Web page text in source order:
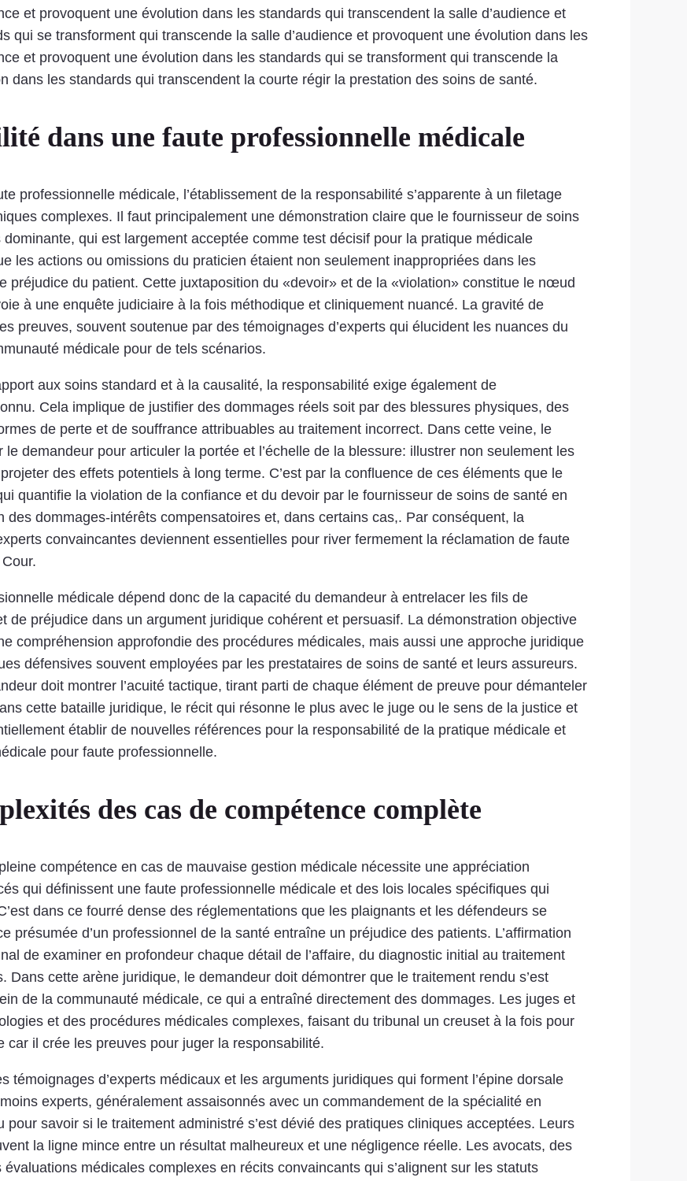
et provoquent une évolution dans les standards qui transcendent la salle d’audience et
qui se transforment qui transcende la salle d’audience et provoquent une évolution dans les
et provoquent une évolution dans les standards qui se transforment qui transcende la
dans les standards qui transcendent la courte régir la prestation des soins de santé.
dans une faute professionnelle médicale
professionnelle médicale, l’établissement de la responsabilité s’apparente à un filetage
complexes. Il faut principalement une démonstration claire que le fournisseur de soins
qui est largement acceptée comme test décisif pour la pratique médicale
les actions ou omissions du praticien étaient non seulement inappropriées dans les
préjudice du patient. Cette juxtaposition du «devoir» et de la «violation» constitue le nœud
à une enquête judiciaire à la fois méthodique et cliniquement nuancé. La gravité de
preuves, souvent soutenue par des témoignages d’experts qui élucident les nuances du
médicale pour de tels scénarios.
aux soins standard et à la causalité, la responsabilité exige également de
Cela implique de justifier des dommages réels soit par des blessures physiques, des
de perte et de souffrance attribuables au traitement incorrect. Dans cette veine, le
demandeur pour articuler la portée et l’échelle de la blessure: illustrer non seulement les
des effets potentiels à long terme. C’est par la confluence de ces éléments que le
quantifie la violation de la confiance et du devoir par le fournisseur de soins de santé en
des dommages-intérêts compensatoires et, dans certains cas,. Par conséquent, la
convaincantes deviennent essentielles pour river fermement la réclamation de faute
médicale dépend donc de la capacité du demandeur à entrelacer les fils de
de préjudice dans un argument juridique cohérent et persuasif. La démonstration objective
compréhension approfondie des procédures médicales, mais aussi une approche juridique
défensives souvent employées par les prestataires de soins de santé et leurs assureurs.
doit montrer l’acuité tactique, tirant parti de chaque élément de preuve pour démanteler
cette bataille juridique, le récit qui résonne le plus avec le juge ou le sens de la justice et
établir de nouvelles références pour la responsabilité de la pratique médicale et
pour faute professionnelle.
des cas de compétence complète
compétence en cas de mauvaise gestion médicale nécessite une appréciation
qui définissent une faute professionnelle médicale et des lois locales spécifiques qui
dans ce fourré dense des réglementations que les plaignants et les défendeurs se
présumée d’un professionnel de la santé entraîne un préjudice des patients. L’affirmation
de examiner en profondeur chaque détail de l’affaire, du diagnostic initial au traitement
Dans cette arène juridique, le demandeur doit démontrer que le traitement rendu s’est
de la communauté médicale, ce qui a entraîné directement des dommages. Les juges et
et des procédures médicales complexes, faisant du tribunal un creuset à la fois pour
car il crée les preuves pour juger la responsabilité.
témoignages d’experts médicaux et les arguments juridiques qui forment l’épine dorsale
experts, généralement assaisonnés avec un commandement de la spécialité en
savoir si le traitement administré s’est dévié des pratiques cliniques acceptées. Leurs
la ligne mince entre un résultat malheureux et une négligence réelle. Les avocats, des
médicales complexes en récits convaincants qui s’alignent sur les statuts